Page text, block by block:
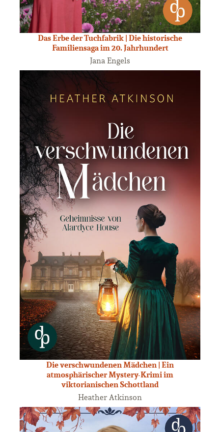
Das Erbe der Tuchfabrik | Die historische
Familiensaga im 20. Jahrhundert
Jana Engels
Die verschwundenen Mädchen | Ein
atmosphärischer Mystery-Krimi im
viktorianischen Schottland
Heather Atkinson